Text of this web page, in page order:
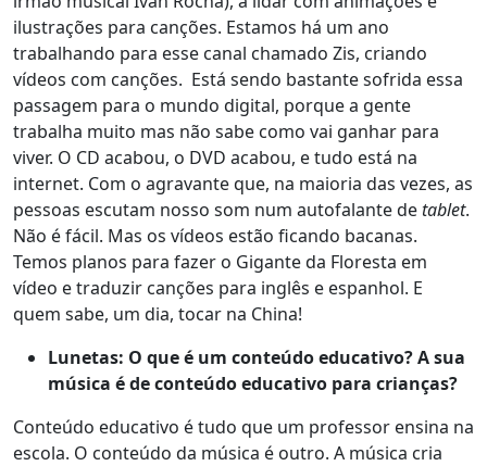
ilustrações para canções. Estamos há um ano
trabalhando para esse canal chamado Zis, criando
vídeos com canções. Está sendo bastante sofrida essa
passagem para o mundo digital, porque a gente
trabalha muito mas não sabe como vai ganhar para
viver. O CD acabou, o DVD acabou, e tudo está na
internet. Com o agravante que, na maioria das vezes, as
pessoas escutam nosso som num autofalante detablet.
Não é fácil. Mas os vídeos estão ficando bacanas.
Temos planos para fazer o Gigante da Floresta em
vídeo e traduzir canções para inglês e espanhol. E
quem sabe, um dia, tocar na China!
Lunetas: O que é um conteúdo educativo? A sua
música é de conteúdo educativo para crianças?
Conteúdo educativo é tudo que um professor ensina na
escola. O conteúdo da música é outro. A música cria